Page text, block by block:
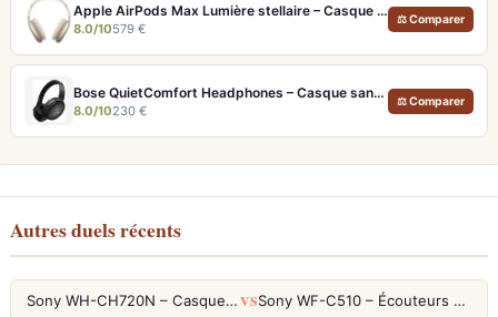
Apple AirPods Max Lumière stellaire – Casque Hi-Fi ANC pro et audio spatial immersif
8.0/10579 €
⚖ Comparer
Bose QuietComfort Headphones – Casque sans fil à réduction de bruit légendaire
8.0/10230 €
⚖ Comparer
Autres duels récents
Sony WH-CH720N – Casque ANC 35h, Ultra-léger (192g) avec Processeur V1 VS Sony WF-C510 – Écouteurs True Wireless compacts, autonomie 22h et multipoint